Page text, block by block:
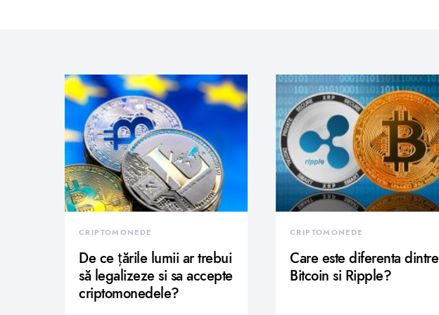
CRIPTOMONEDE
De ce țările lumii ar trebui
să legalizeze si sa accepte
criptomonedele?
CRIPTOMONEDE
Care este diferenta dintre
Bitcoin si Ripple?